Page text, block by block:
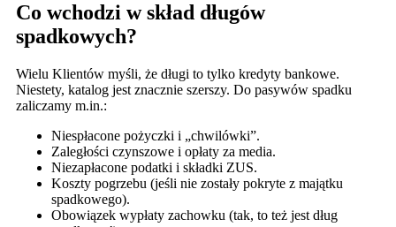
Co wchodzi w skład długów
spadkowych?
Wielu Klientów myśli, że długi to tylko kredyty bankowe.
Niestety, katalog jest znacznie szerszy. Do pasywów spadku
zaliczamy m.in.:
Niespłacone pożyczki i „chwilówki”.
Zaległości czynszowe i opłaty za media.
Niezapłacone podatki i składki ZUS.
Koszty pogrzebu (jeśli nie zostały pokryte z majątku
spadkowego).
Obowiązek wypłaty zachowku (tak, to też jest dług